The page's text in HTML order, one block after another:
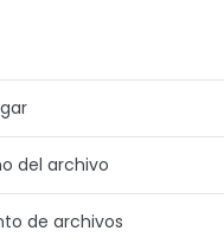
del archivo
de archivos